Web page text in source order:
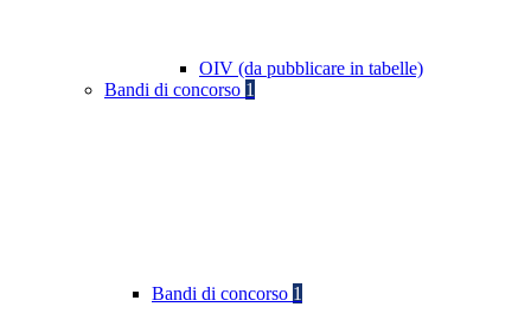
OIV (da pubblicare in tabelle)
Bandi di concorso 1
Bandi di concorso 1